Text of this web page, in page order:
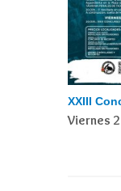
XXIII
Viernes